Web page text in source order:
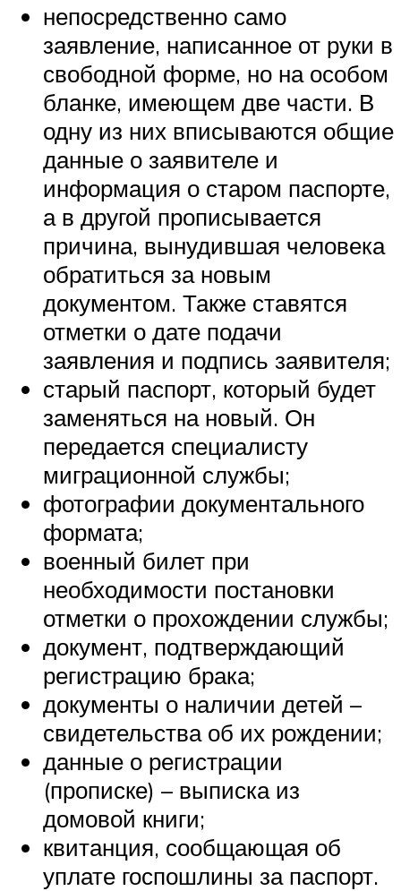
непосредственно само
заявление, написанное от руки в
свободной форме, но на особом
бланке, имеющем две части. В
одну из них вписываются общие
данные о заявителе и
информация о старом паспорте,
а в другой прописывается
причина, вынудившая человека
обратиться за новым
документом. Также ставятся
отметки о дате подачи
заявления и подпись заявителя;
старый паспорт, который будет
заменяться на новый. Он
передается специалисту
миграционной службы;
фотографии документального
формата;
военный билет при
необходимости постановки
отметки о прохождении службы;
документ, подтверждающий
регистрацию брака;
документы о наличии детей –
свидетельства об их рождении;
данные о регистрации
(прописке) – выписка из
домовой книги;
квитанция, сообщающая об
уплате госпошлины за паспорт.